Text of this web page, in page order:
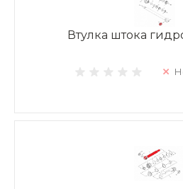
Втулка штока